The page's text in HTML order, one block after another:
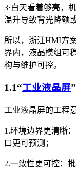
3·白天看着够亮，
温升导致背光降额
所以，浙江HMI方
界内，液晶模组可
构与维护可控。
1.1“工业液晶屏
工业液晶屏的工程
1.环境边界更清晰
口更可预测；
2.一致性更可控：